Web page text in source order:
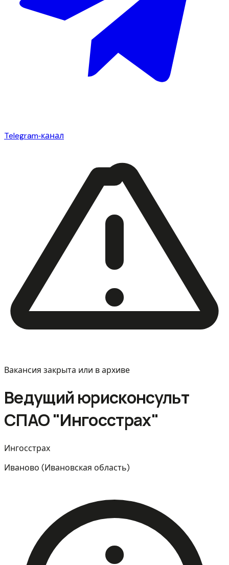
Telegram‑канал
Вакансия закрыта или в архиве
Ведущий юрисконсульт
СПАО "Ингосстрах"
Ингосстрах
Иваново (Ивановская область)